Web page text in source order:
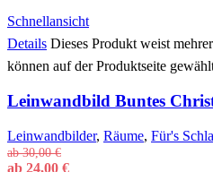
Schnellansicht
Details Dieses Produkt weist
können auf der Produktseite
Leinwandbild Buntes
Leinwandbilder, Räume, Für's
ab30,00€
ab 24,00 €